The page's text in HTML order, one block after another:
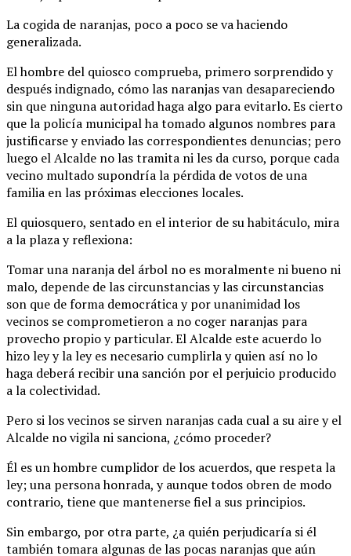
La cogida de naranjas, poco a poco se va haciendo
generalizada.
El hombre del quiosco comprueba, primero sorprendido y
después indignado, cómo las naranjas van desapareciendo
sin que ninguna autoridad haga algo para evitarlo. Es cierto
que la policía municipal ha tomado algunos nombres para
justificarse y enviado las correspondientes denuncias; pero
luego el Alcalde no las tramita ni les da curso, porque cada
vecino multado supondría la pérdida de votos de una
familia en las próximas elecciones locales.
El quiosquero, sentado en el interior de su habitáculo, mira
a la plaza y reflexiona:
Tomar una naranja del árbol no es moralmente ni bueno ni
malo, depende de las circunstancias y las circunstancias
son que de forma democrática y por unanimidad los
vecinos se comprometieron a no coger naranjas para
provecho propio y particular. El Alcalde este acuerdo lo
hizo ley y la ley es necesario cumplirla y quien así no lo
haga deberá recibir una sanción por el perjuicio producido
a la colectividad.
Pero si los vecinos se sirven naranjas cada cual a su aire y el
Alcalde no vigila ni sanciona, ¿cómo proceder?
Él es un hombre cumplidor de los acuerdos, que respeta la
ley; una persona honrada, y aunque todos obren de modo
contrario, tiene que mantenerse fiel a sus principios.
Sin embargo, por otra parte, ¿a quién perjudicaría si él
también tomara algunas de las pocas naranjas que aún